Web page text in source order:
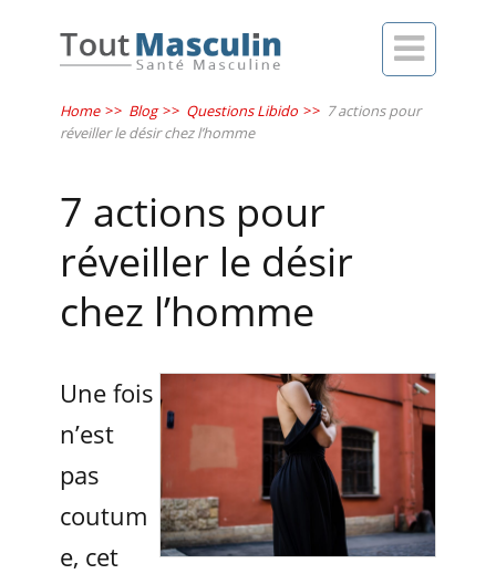

Home >> Blog >> Questions Libido >> 7 actions pour
réveiller le désir chez l’homme
7 actions pour
réveiller le désir
chez l’homme
Une fois
n’est
pas
coutum
e, cet